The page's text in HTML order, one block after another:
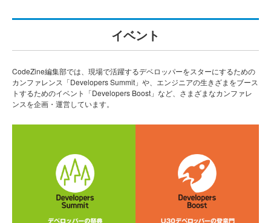
イベント
CodeZine編集部では、現場で活躍するデベロッパーをスターにするための
カンファレンス「Developers Summit」や、エンジニアの生きざまをブース
トするためのイベント「Developers Boost」など、さまざまなカンファレ
ンスを企画・運営しています。